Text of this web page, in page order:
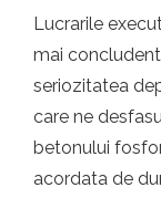
Lucrarile
mai
seriozitatea
care ne
betonului
acordata de